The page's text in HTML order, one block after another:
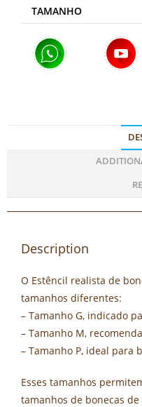
TAMANHO
Description
O Estêncil realista de
tamanhos diferentes:
– Tamanho G, indicado
– Tamanho M,
– Tamanho P, ideal para
Esses tamanhos
tamanhos de bonecas